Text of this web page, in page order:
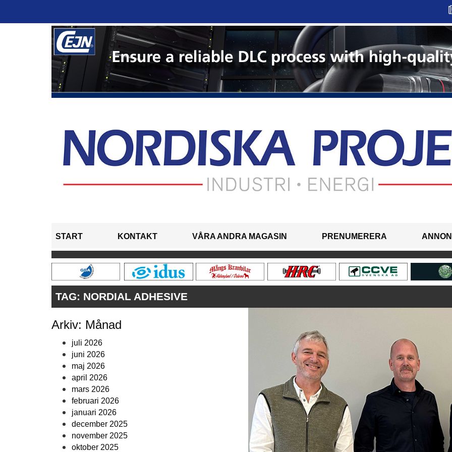
START KONTAKT VÅRA ANDRA MAGASIN PRENUMERERA
TAG: NORDIAL ADHESIVE
Arkiv: Månad
juli 2026
juni 2026
maj 2026
april 2026
mars 2026
februari 2026
januari 2026
december 2025
november 2025
oktober 2025